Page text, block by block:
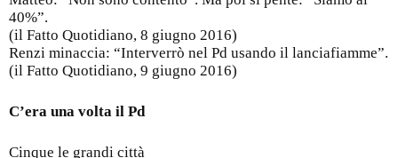
40%”.
(il Fatto Quotidiano, 8 giugno 2016)
Renzi minaccia: “Interverrò nel Pd usando il lanciafiamme”.
(il Fatto Quotidiano, 9 giugno 2016)
C’era una volta il Pd
Cinque le grandi città